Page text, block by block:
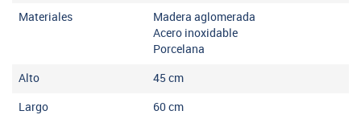
Materiales
Madera aglomerada
Acero inoxidable
Porcelana
Alto 45 cm
Largo 60cm